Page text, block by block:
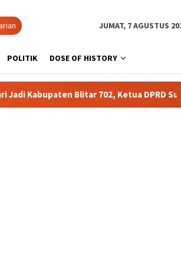
JUMAT, 7 AGUSTUS
POLITIK DOSE OF HISTORY
702, Ketua DPRD Supriadi: Harus Jadi